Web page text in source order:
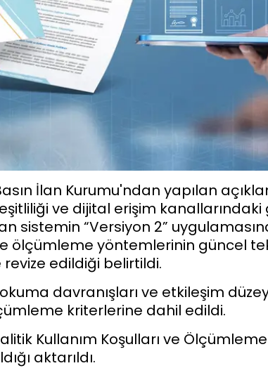
İlan Kurumu'ndan yapılan
ve dijital erişim
sistemin “Versiyon 2”
ölçümleme yöntemlerinin güncel
edildiği belirtildi.
davranışları ve etkileşim
kriterlerine dahil edildi.
Kullanım Koşulları ve
aktarıldı.